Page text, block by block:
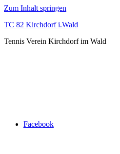
Zum Inhalt springen
TC 82 Kirchdorf i.Wald
Tennis Verein Kirchdorf im Wald
Facebook